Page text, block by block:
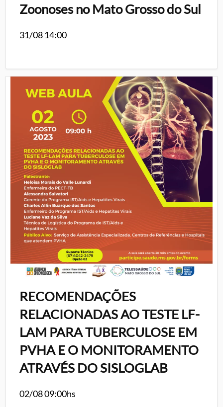
Zoonoses no Mato Grosso do Sul
31/08 14:00
RECOMENDAÇÕES
RELACIONADAS AO TESTE LF-
LAM PARA TUBERCULOSE EM
PVHA E O MONITORAMENTO
ATRAVÉS DO SISLOGLAB
02/08 09:00hs